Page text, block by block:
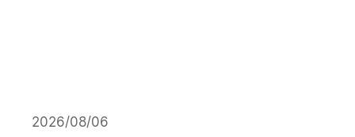
2026/08/06